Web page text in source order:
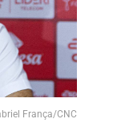
França/CNC